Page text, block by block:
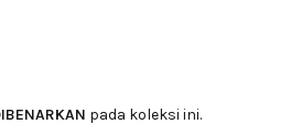
pada koleksi ini.